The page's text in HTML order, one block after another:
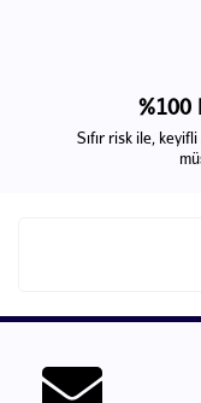
%100
Sıfır risk ile,